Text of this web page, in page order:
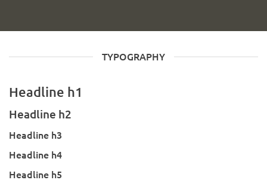
TYPOGRAPHY
Headline h1
Headline h2
Headline h3
Headline h4
Headline h5